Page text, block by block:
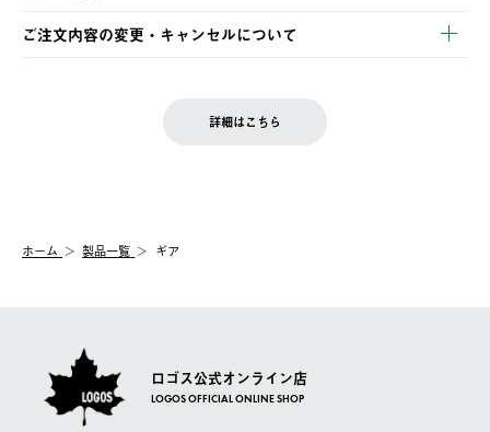
土日祝の発送はございませんので、木曜日以降のご注文は週明け
の発送となる場合がございます。
【配送業者】
佐川急便にて配送されます。
※お客様都合の場合
お客様都合の返品にかかる送料は、お客様ご負担とさせていただ
一度お手元の商品を返品いただき、ご希望商品を再注文してくだ
ご注文内容の変更・キャンセルについて
LOGOS FAMILY会員の方は、会員マイページ内 購入履歴画面に
詳細はこちら
ホーム 製品一覧 ギア
ロゴス公式オンライン店
LOGOS OFFICIAL ONLINE SHOP